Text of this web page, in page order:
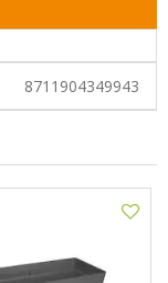
8711904349943